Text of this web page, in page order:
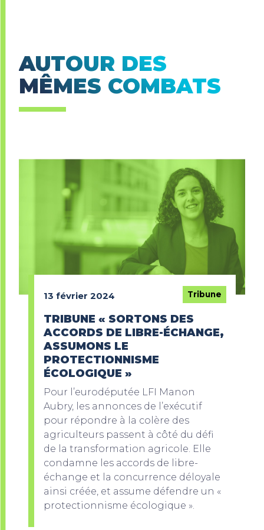
AUTOUR DES
MÊMES COMBATS
13 février 2024 Tribune
TRIBUNE « SORTONS DES
ACCORDS DE LIBRE-ÉCHANGE,
ASSUMONS LE
PROTECTIONNISME
ÉCOLOGIQUE »
Pour l’eurodéputée LFI Manon
Aubry, les annonces de l’exécutif
pour répondre à la colère des
agriculteurs passent à côté du défi
de la transformation agricole. Elle
condamne les accords de libre-
échange et la concurrence déloyale
ainsi créée, et assume défendre un «
protectionnisme écologique ».